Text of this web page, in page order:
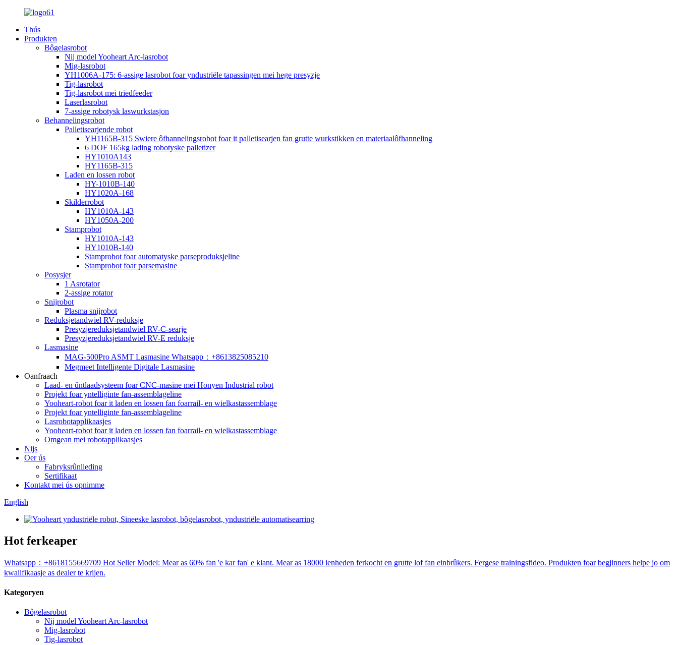
Thús
Produkten
Bôgelasrobot
Nij model Yooheart Arc-lasrobot
Mig-lasrobot
YH1006A-175: 6-assige lasrobot foar yndustriële tapassingen mei hege presyzje
Tig-lasrobot
Tig-lasrobot mei triedfeeder
Laserlasrobot
7-assige robotysk laswurkstasjon
Behannelingsrobot
Palletisearjende robot
YH1165B-315 Swiere ôfhannelingsrobot foar it palletisearjen fan grutte wurkstikken en materiaalôfhanneling
6 DOF 165kg lading robotyske palletizer
HY1010A143
HY1165B-315
Laden en lossen robot
HY-1010B-140
HY1020A-168
Skilderrobot
HY1010A-143
HY1050A-200
Stamprobot
HY1010A-143
HY1010B-140
Stamprobot foar automatyske parseproduksjeline
Stamprobot foar parsemasine
Posysjer
1 Asrotator
2-assige rotator
Snijrobot
Plasma snijrobot
Reduksjetandwiel RV-reduksje
Presyzjereduksjetandwiel RV-C-searje
Presyzjereduksjetandwiel RV-E reduksje
Lasmasine
MAG-500Pro ASMT Lasmasine Whatsapp：+8613825085210
Megmeet Intelligente Digitale Lasmasine
Oanfraach
Laad- en ûntlaadsysteem foar CNC-masine mei Honyen Industrial robot
Projekt foar yntelliginte fan-assemblageline
Yooheart-robot foar it laden en lossen fan foarrail- en wielkastassemblage
Projekt foar yntelliginte fan-assemblageline
Lasrobotapplikaasjes
Yooheart-robot foar it laden en lossen fan foarrail- en wielkastassemblage
Omgean mei robotapplikaasjes
Nijs
Oer ús
Fabryksrûnlieding
Sertifikaat
Kontakt mei ús opnimme
English
Hot ferkeaper
Whatsapp：+8618155669709 Hot Seller Model: Mear as 60% fan 'e kar fan' e klant. Mear as 18000 ienheden ferkocht en grutte lof fan einbrûkers. Fergese trainingsfideo. Produkten foar begjinners helpe jo om
kwalifikaasje as dealer te krijen.
Kategoryen
Bôgelasrobot
Nij model Yooheart Arc-lasrobot
Mig-lasrobot
Tig-lasrobot